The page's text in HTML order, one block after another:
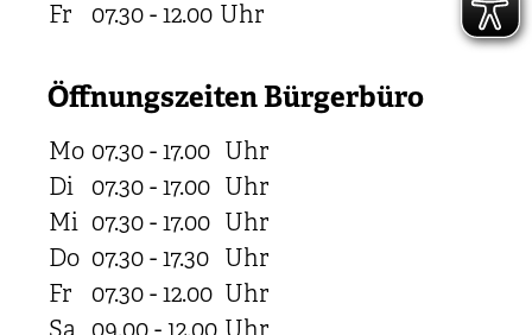
Fr
07.30 - 12.00 Uhr
Öffnungszeiten Bürgerbüro
Mo 07.30 - 17.00 Uhr
Di
07.30 - 17.00 Uhr
Mi 07.30 - 17.00 Uhr
Do 07.30 - 17.30 Uhr
Fr
07.30 - 12.00 Uhr